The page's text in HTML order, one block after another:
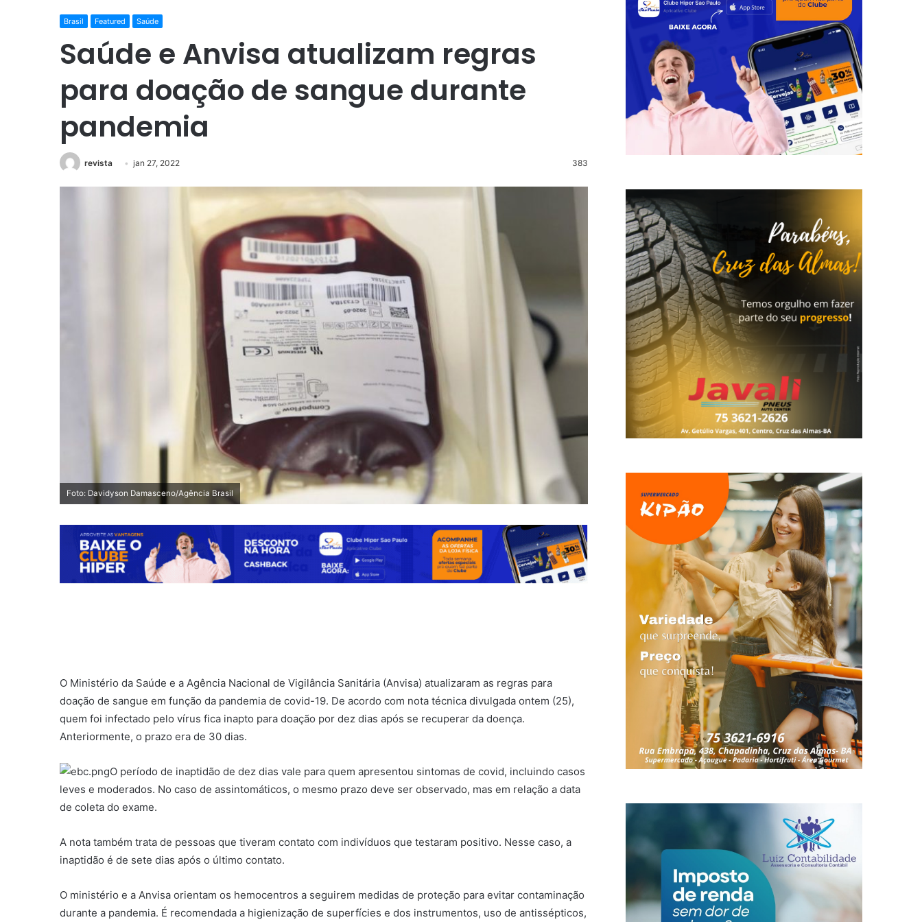
Brasil Featured Saúde
Saúde e Anvisa atualizam regras
para doação de sangue durante
pandemia
revista jan 27, 2022 383
Foto: Davidyson Damasceno/Agência Brasil
O Ministério da Saúde e a Agência Nacional de Vigilância Sanitária (Anvisa) atualizaram as regras para
doação de sangue em função da pandemia de covid-19. De acordo com nota técnica divulgada ontem (25),
quem foi infectado pelo vírus fica inapto para doação por dez dias após se recuperar da doença.
Anteriormente, o prazo era de 30 dias.
O período de inaptidão de dez dias vale para quem apresentou sintomas de covid, incluindo casos
leves e moderados. No caso de assintomáticos, o mesmo prazo deve ser observado, mas em relação a data
de coleta do exame.
A nota também trata de pessoas que tiveram contato com indivíduos que testaram positivo. Nesse caso, a
inaptidão é de sete dias após o último contato.
O ministério e a Anvisa orientam os hemocentros a seguirem medidas de proteção para evitar contaminação
durante a pandemia. É recomendada a higienização de superfícies e dos instrumentos, uso de antissépticos,